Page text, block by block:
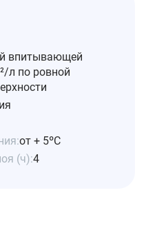
впитывающей
л по ровной
от + 5ºС
(ч):4